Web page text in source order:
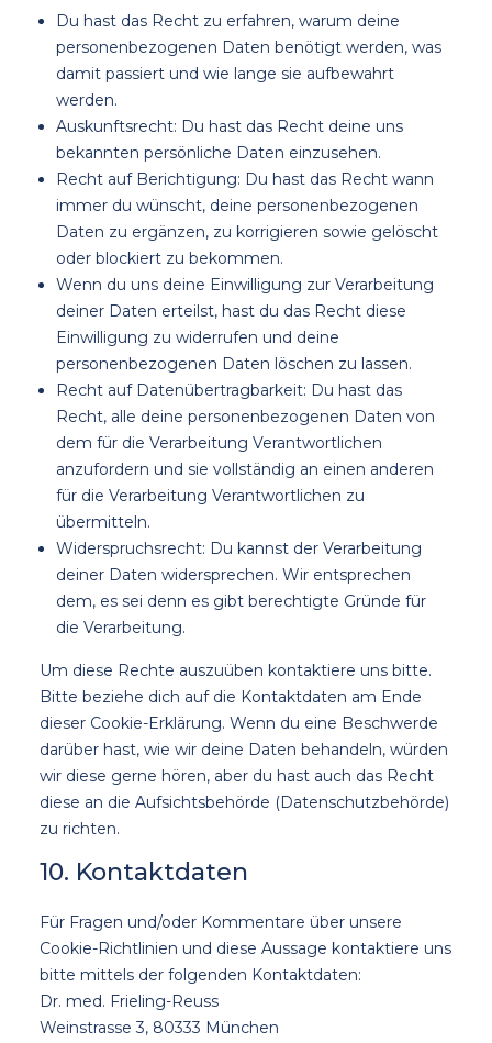
Du hast das Recht zu erfahren, warum deine
personenbezogenen Daten benötigt werden, was
damit passiert und wie lange sie aufbewahrt
werden.
Auskunftsrecht: Du hast das Recht deine uns
bekannten persönliche Daten einzusehen.
Recht auf Berichtigung: Du hast das Recht wann
immer du wünscht, deine personenbezogenen
Daten zu ergänzen, zu korrigieren sowie gelöscht
oder blockiert zu bekommen.
Wenn du uns deine Einwilligung zur Verarbeitung
deiner Daten erteilst, hast du das Recht diese
Einwilligung zu widerrufen und deine
personenbezogenen Daten löschen zu lassen.
Recht auf Datenübertragbarkeit: Du hast das
Recht, alle deine personenbezogenen Daten von
dem für die Verarbeitung Verantwortlichen
anzufordern und sie vollständig an einen anderen
für die Verarbeitung Verantwortlichen zu
übermitteln.
Widerspruchsrecht: Du kannst der Verarbeitung
deiner Daten widersprechen. Wir entsprechen
dem, es sei denn es gibt berechtigte Gründe für
die Verarbeitung.
Um diese Rechte auszuüben kontaktiere uns bitte.
Bitte beziehe dich auf die Kontaktdaten am Ende
dieser Cookie-Erklärung. Wenn du eine Beschwerde
darüber hast, wie wir deine Daten behandeln, würden
wir diese gerne hören, aber du hast auch das Recht
diese an die Aufsichtsbehörde (Datenschutzbehörde)
zu richten.
10. Kontaktdaten
Für Fragen und/oder Kommentare über unsere
Cookie-Richtlinien und diese Aussage kontaktiere uns
bitte mittels der folgenden Kontaktdaten:
Dr. med. Frieling-Reuss
Weinstrasse 3, 80333 München